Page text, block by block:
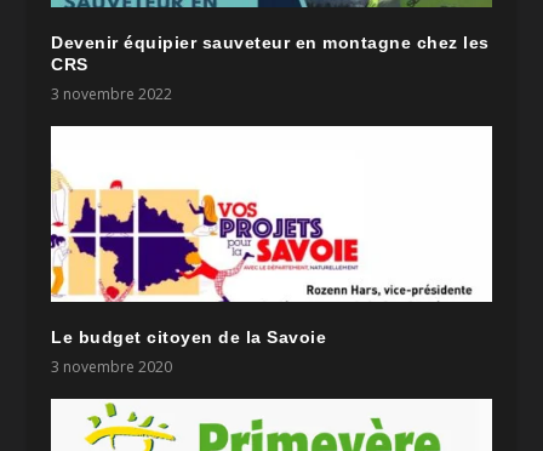
Devenir équipier sauveteur en montagne chez les
CRS
3 novembre 2022
Le budget citoyen de la Savoie
3 novembre 2020